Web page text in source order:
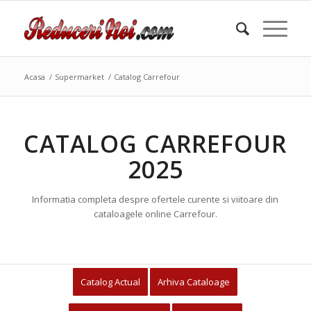
Acasa / Supermarket / Catalog Carrefour
CATALOG CARREFOUR
2025
Informatia completa despre ofertele curente si viitoare din
cataloagele online Carrefour.
Catalog Actual Arhiva Cataloage